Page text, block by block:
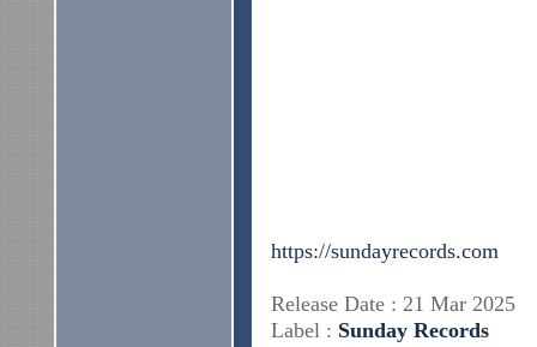
https://sundayrecords.com
Release Date : 21 Mar 2025
Label : Sunday Records